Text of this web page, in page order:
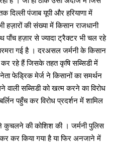
दिल्ली पंजाब यूपी और हरियाणा में
की संख्या में किसान राजधानी
पाँच हज़ार से ज्यादा ट्रैक्टर भी चल रहे
गई है । दरअसल जर्मनी के किसान
कर रहे हैं जिसके तहत कृषि सब्सिडी में
नेता फेड्रिक मेर्ज ने किसानों का समर्थन
वाली सब्सिडी को खत्म करने का विरोध
पहुँच कर विरोध प्रदर्शन में शामिल
कुचलने की कोशिश की । जर्मनी पुलिस
कर किया गया है या फिर अनजाने में